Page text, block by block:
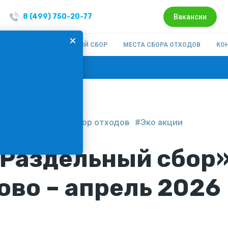
8 (499) 750-20-77 Вакансии
РАЗДЕЛЬНЫЙ СБОР МЕСТА СБОРА ОТХОДОВ
#Раздельный сбор отходов #Эко акции
– апрель 2026